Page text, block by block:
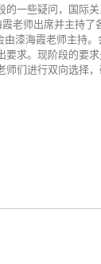
的一些疑问，国际
老师出席并主持了
由漆海霞老师主持。
要求。现阶段的要
师们进行双向选择